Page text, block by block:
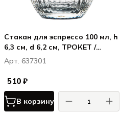
Стакан для эспрессо 100 мл, h
6,3 см, d 6,2 см, ТРОКЕТ /
TROQUET TJO
Арт. 637301
510 ₽
В корзину